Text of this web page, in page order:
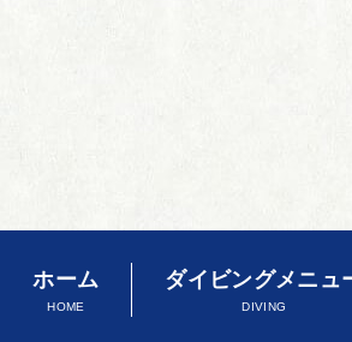
ホーム
HOME
ダイビングメニュ
DIVING